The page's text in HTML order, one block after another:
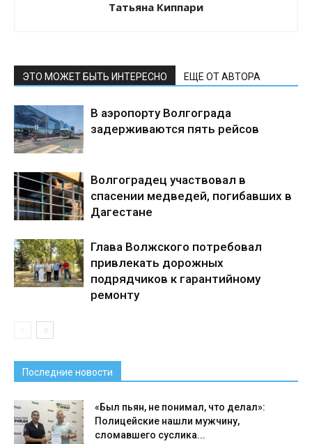
Татьяна Киппари
ЭТО МОЖЕТ БЫТЬ ИНТЕРЕСНО ЕЩЕ ОТ АВТОРА
В аэропорту Волгограда
задерживаются пять рейсов
Волгоградец участвовал в
спасении медведей, погибавших в
Дагестане
Глава Волжского потребовал
привлекать дорожных
подрядчиков к гарантийному
ремонту
Последние новости
«Был пьян, не понимал, что делал»:
Полицейские нашли мужчину,
сломавшего суслика...